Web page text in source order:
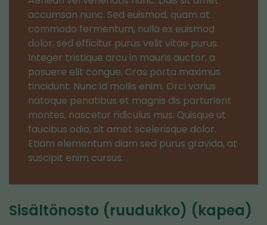
accumsan nunc. Sed euismod, quam at
commodo fermentum, nulla ex euismod
dolor, sed efficitur purus velit vitae purus.
Integer tristique arcu in mauris auctor, a
posuere elit congue. Cras porta maximus
tincidunt. Nunc id mollis enim. Orci varius
natoque penatibus et magnis dis parturient
montes, nascetur ridiculus mus. Quisque ut
faucibus odio, sit amet scelerisque dolor.
Etiam elementum diam sed purus gravida, at
suscipit enim cursus.
Sisältönosto (ruudukko) (kapea)